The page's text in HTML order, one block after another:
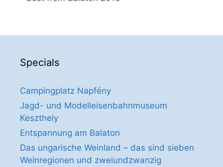
Specials
Campingplatz Napfény
Jagd- und Modelleisenbahnmuseum
Keszthely
Entspannung am Balaton
Das ungarische Weinland – das sind sieben
Weinregionen und zweiundzwanzig